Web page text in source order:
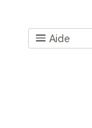
Aide